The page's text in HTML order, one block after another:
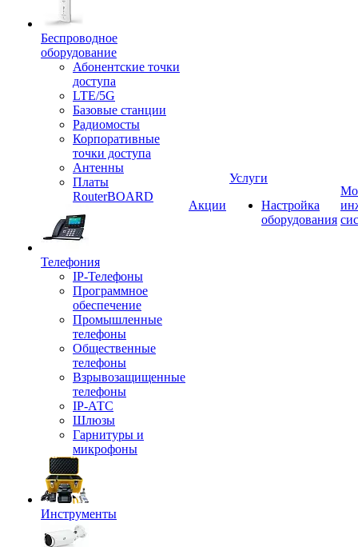
Беспроводное
оборудование
Абонентские точки
доступа
LTE/5G
Базовые станции
Радиомосты
Корпоративные
точки доступа
Антенны
Платы
RouterBOARD
Телефония
IP-Телефоны
Программное
обеспечение
Промышленные
телефоны
Общественные
телефоны
Взрывозащищенные
телефоны
IP-АТС
Шлюзы
Гарнитуры и
микрофоны
Инструменты
Акции
Услуги
Настройка
оборудования